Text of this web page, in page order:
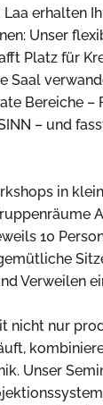
erhalten
Unser
Platz für
Saal
Bereiche –
– und
in
10
Verweilen
nicht nur
Unser